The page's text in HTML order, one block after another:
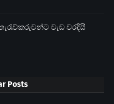
වැඩ වරදියි
Posts